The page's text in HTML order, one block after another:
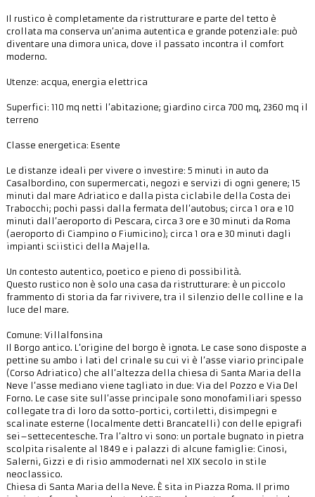
Il rustico è completamente da ristrutturare e parte del tetto è
crollata ma conserva un’anima autentica e grande potenziale: può
diventare una dimora unica, dove il passato incontra il comfort
moderno.
Utenze: acqua, energia elettrica
Superfici: 110 mq netti l’abitazione; giardino circa 700 mq, 2360 mq il
terreno
Classe energetica: Esente
Le distanze ideali per vivere o investire: 5 minuti in auto da
Casalbordino, con supermercati, negozi e servizi di ogni genere; 15
minuti dal mare Adriatico e dalla pista ciclabile della Costa dei
Trabocchi; pochi passi dalla fermata dell’autobus; circa 1 ora e 10
minuti dall’aeroporto di Pescara, circa 3 ore e 30 minuti da Roma
(aeroporto di Ciampino o Fiumicino); circa 1 ora e 30 minuti dagli
impianti sciistici della Majella.
Un contesto autentico, poetico e pieno di possibilità.
Questo rustico non è solo una casa da ristrutturare: è un piccolo
frammento di storia da far rivivere, tra il silenzio delle colline e la
luce del mare.
Comune: Villalfonsina
Il Borgo antico. L’origine del borgo è ignota. Le case sono disposte a
pettine su ambo i lati del crinale su cui vi è l’asse viario principale
(Corso Adriatico) che all’altezza della chiesa di Santa Maria della
Neve l’asse mediano viene tagliato in due: Via del Pozzo e Via Del
Forno. Le case site sull’asse principale sono monofamiliari spesso
collegate tra di loro da sotto-portici, cortiletti, disimpegni e
scalinate esterne (localmente detti Brancatelli) con delle epigrafi
sei–settecentesche. Tra l’altro vi sono: un portale bugnato in pietra
scolpita risalente al 1849 e i palazzi di alcune famiglie: Cinosi,
Salerni, Gizzi e di risio ammodernati nel XIX secolo in stile
neoclassico.
Chiesa di Santa Maria della Neve. È sita in Piazza Roma. Il primo